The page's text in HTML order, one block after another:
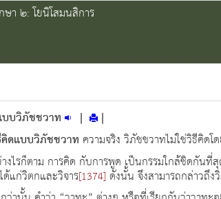
า ๒: โยนิโสมนสิการ
บวิภัชชวาท |
|
ดแบบวิภัชชวาท ความจริง วิภัชชวาทไม่ใช่วิธีคิด
งไรก็ตาม การคิด กับการพูด เป็นกรรมใกล้ชิดกัน
แก่วิตกและวิจาร[1374]ดังนั้น จึงสามารถกล่าวถึ